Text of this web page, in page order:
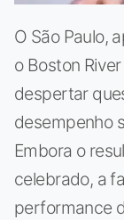
O São Paulo,
o Boston
despertar
desempenho
Embora o
celebrado, a
performance